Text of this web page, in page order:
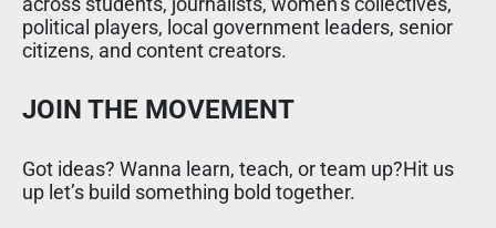
political players, local government leaders, senior
citizens, and content creators.
JOIN THE MOVEMENT
Got ideas? Wanna learn, teach, or team up?Hit us
up let’s build something bold together.